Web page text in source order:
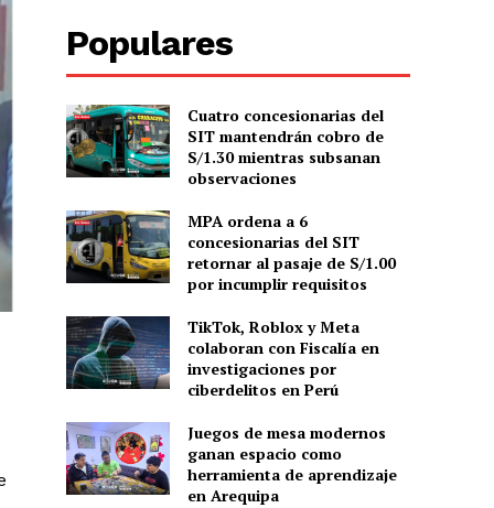
Populares
Cuatro concesionarias del
SIT mantendrán cobro de
S/1.30 mientras subsanan
observaciones
MPA ordena a 6
concesionarias del SIT
retornar al pasaje de S/1.00
por incumplir requisitos
TikTok, Roblox y Meta
colaboran con Fiscalía en
investigaciones por
ciberdelitos en Perú
Juegos de mesa modernos
ganan espacio como
herramienta de aprendizaje
en Arequipa